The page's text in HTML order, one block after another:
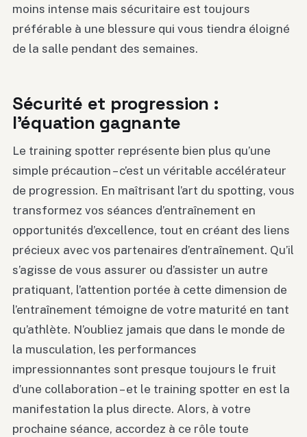
moins intense mais sécuritaire est toujours
préférable à une blessure qui vous tiendra éloigné
de la salle pendant des semaines.
Sécurité et progression :
l’équation gagnante
Le training spotter représente bien plus qu’une
simple précaution – c’est un véritable accélérateur
de progression. En maîtrisant l’art du spotting, vous
transformez vos séances d’entraînement en
opportunités d’excellence, tout en créant des liens
précieux avec vos partenaires d’entraînement. Qu’il
s’agisse de vous assurer ou d’assister un autre
pratiquant, l’attention portée à cette dimension de
l’entraînement témoigne de votre maturité en tant
qu’athlète. N’oubliez jamais que dans le monde de
la musculation, les performances
impressionnantes sont presque toujours le fruit
d’une collaboration – et le training spotter en est la
manifestation la plus directe. Alors, à votre
prochaine séance, accordez à ce rôle toute